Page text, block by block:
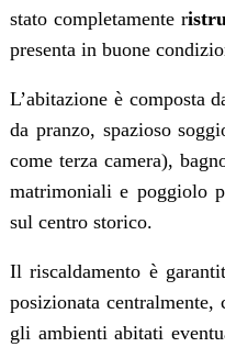
stato completamente r
presenta in buone
L’abitazione è composta
da pranzo, spazioso
come terza camera),
matrimoniali e poggiolo
sul centro storico.
Il riscaldamento è
posizionata
gli ambienti abitati